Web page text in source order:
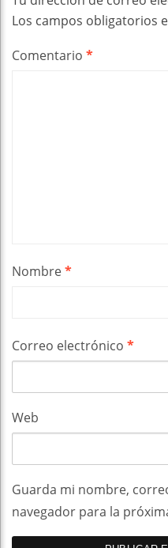
Los campos obligatorios
Comentario *
Nombre*
Correo electrónico *
Web
Guarda mi nombre,
navegador para la